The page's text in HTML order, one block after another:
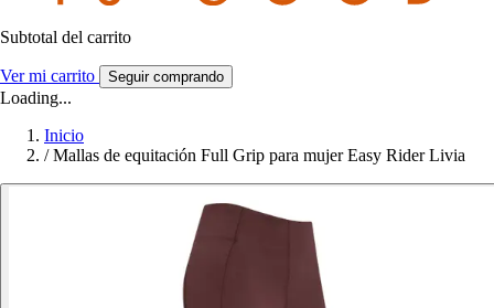
Subtotal del carrito
Ver mi carrito Seguir comprando
Loading...
Inicio
/ Mallas de equitación Full Grip para mujer Easy Rider Livia